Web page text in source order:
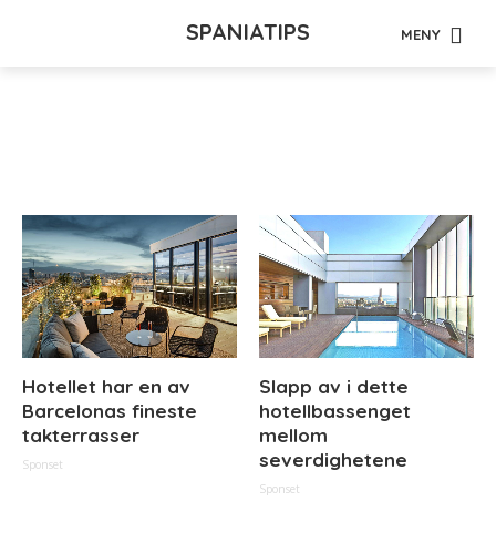
SPANIATIPS MENY
Hotellet har en av
Barcelonas fineste
takterrasser
Sponset
Slapp av i dette
hotellbassenget
mellom
severdighetene
Sponset